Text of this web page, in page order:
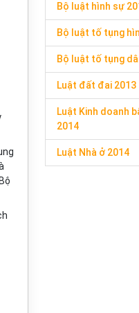
Bộ luật hình sự
Bộ luật tố tụng
Bộ luật tố tụng
Luật đất đai 2013
Luật Kinh doanh
2014
Luật Nhà ở 2014